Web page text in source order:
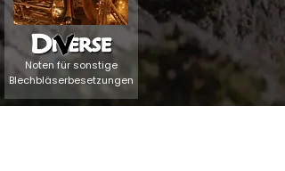
Noten für sonstige
Blechbläserbesetzungen